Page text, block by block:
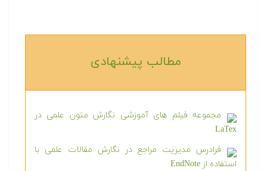
مطالب پیشنهادی‎
مجموعه فیلم های آموزشی نگارش متون علمی در
LaTex
فرادرس مدیریت مراجع در نگارش مقالات علمی با
استفاده از EndNote